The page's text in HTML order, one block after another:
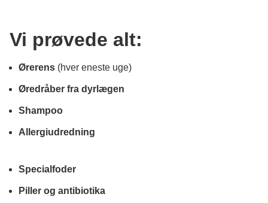
Vi prøvede alt:
Ørerens (hver eneste uge)
Øredråber fra dyrlægen
Shampoo
Allergiudredning
Specialfoder
Piller og antibiotika